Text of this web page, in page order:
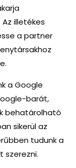
illetékes
a partner
a Google
barát,
behatárolható
sikerül az
tudunk a
szerezni.